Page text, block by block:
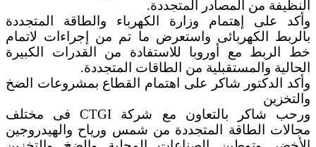
النظيفة من المصادر المتجددة.
وأكد على إهتمام وزارة الكهرباء والطاقة المتجددة
بالربط الكهربائى واستعرض ما تم من إجراءات لاتمام
خط الربط مع أوروبا للاستفادة من القدرات الكبيرة
الحالية والمستقبلية من الطاقات المتجددة.
وأكد الدكتور شاكر على اهتمام القطاع بمشروعات الضخ
والتخزين
ورحب شاكر بالتعاون مع شركة CTGI فى مختلف
مجالات الطاقة المتجددة من شمس ورياح والهيدروجين